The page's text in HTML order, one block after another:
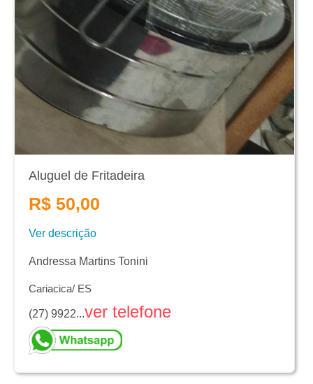
Aluguel de Fritadeira
R$ 50,00
Ver descrição
Andressa Martins Tonini
Cariacica/ ES
(27) 9922...ver telefone